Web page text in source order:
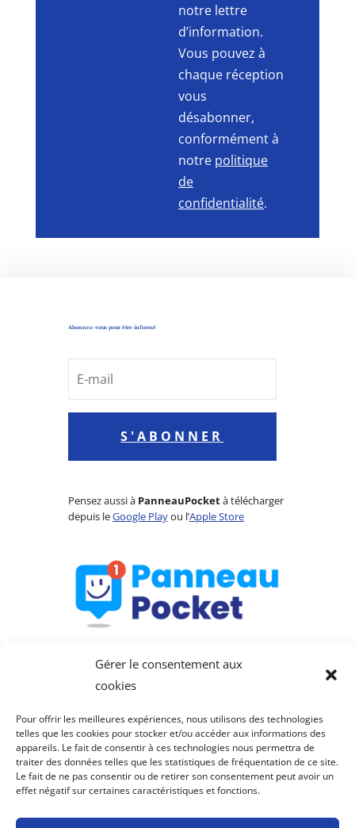
Gérer le consentement aux
cookies
Pour offrir les meilleures expériences, nous utilisons des technologies
telles que les cookies pour stocker et/ou accéder aux informations des
appareils. Le fait de consentir à ces technologies nous permettra de
traiter des données telles que les statistiques de fréquentation de ce site.
Le fait de ne pas consentir ou de retirer son consentement peut avoir un
effet négatif sur certaines caractéristiques et fonctions.
notre lettre
d’information.
Vous pouvez à
chaque réception
vous
désabonner,
conformément à
notre politique
de
confidentialité.
Abonnez-vous pour être informé
S'ABONNER
Pensez aussi à PanneauPocketà télécharger
depuis leGoogle Playou l’Apple Store
Saint-Julien-de-Lampon
fait partie de la Communauté de communes du
Mentions légales–Politique de confidentialité